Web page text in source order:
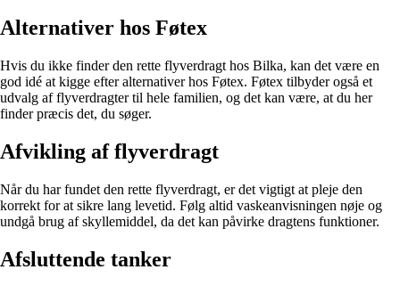
Alternativer hos Føtex
Hvis du ikke finder den rette flyverdragt hos Bilka, kan det være en
god idé at kigge efter alternativer hos Føtex. Føtex tilbyder også et
udvalg af flyverdragter til hele familien, og det kan være, at du her
finder præcis det, du søger.
Afvikling af flyverdragt
Når du har fundet den rette flyverdragt, er det vigtigt at pleje den
korrekt for at sikre lang levetid. Følg altid vaskeanvisningen nøje og
undgå brug af skyllemiddel, da det kan påvirke dragtens funktioner.
Afsluttende tanker